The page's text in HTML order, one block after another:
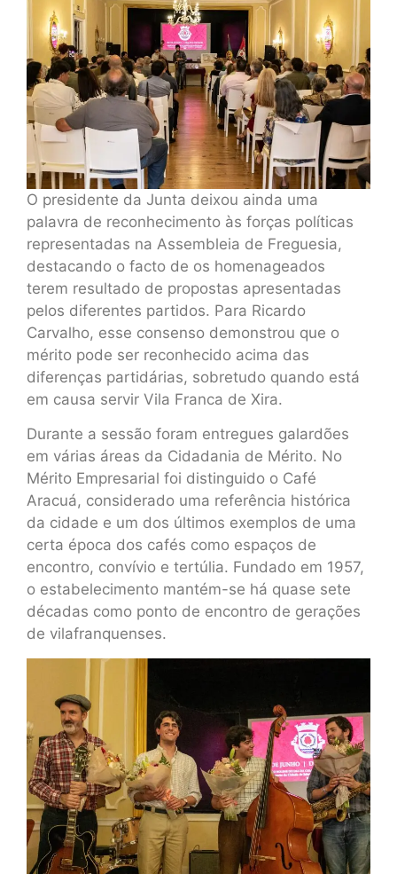
O presidente da Junta deixou ainda uma
palavra de reconhecimento às forças políticas
representadas na Assembleia de Freguesia,
destacando o facto de os homenageados
terem resultado de propostas apresentadas
pelos diferentes partidos. Para Ricardo
Carvalho, esse consenso demonstrou que o
mérito pode ser reconhecido acima das
diferenças partidárias, sobretudo quando está
em causa servir Vila Franca de Xira.
Durante a sessão foram entregues galardões
em várias áreas da Cidadania de Mérito. No
Mérito Empresarial foi distinguido o Café
Aracuá, considerado uma referência histórica
da cidade e um dos últimos exemplos de uma
certa época dos cafés como espaços de
encontro, convívio e tertúlia. Fundado em 1957,
o estabelecimento mantém-se há quase sete
décadas como ponto de encontro de gerações
de vilafranquenses.